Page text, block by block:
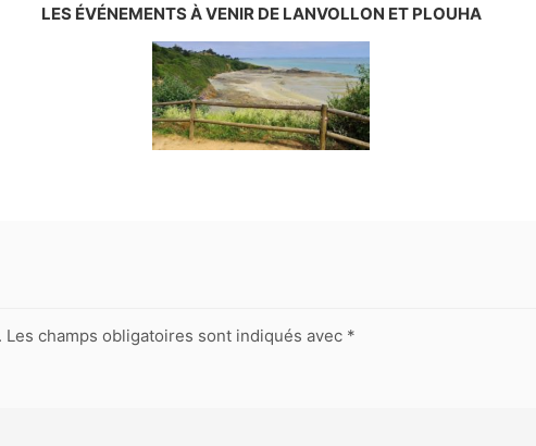
LES ÉVÉNEMENTS À VENIR DE LANVOLLON ET PLOUHA
Les champs obligatoires sont indiqués avec *